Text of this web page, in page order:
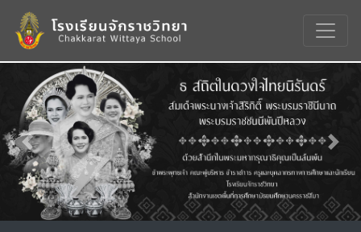
Previous Next